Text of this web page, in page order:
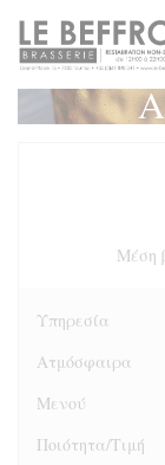
Πίνακας
Μέση
Υπηρεσία
Ατμόσφαιρα
Μενού
Ποιότητα/Τιμή